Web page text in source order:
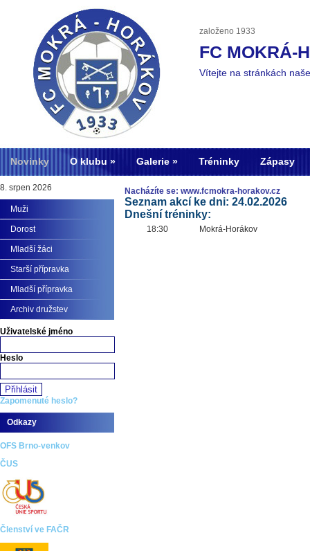
založeno 1933
FC MOKRÁ-
Vítejte na stránkách
Novinky O klubu Galerie Tréninky Zápasy
Nacházíte se: www.fcmokra-horakov.cz
Seznam akcí ke dni: 24.02.2026
Dnešní tréninky:
18:30 Mokrá-Horákov
8. srpen 2026
Muži
Dorost
Mladší žáci
Starší přípravka
Mladší přípravka
Archiv družstev
Uživatelské jméno
Heslo
Zapomenuté heslo?
Odkazy
OFS Brno-venkov
ČUS
Členství ve FAČR